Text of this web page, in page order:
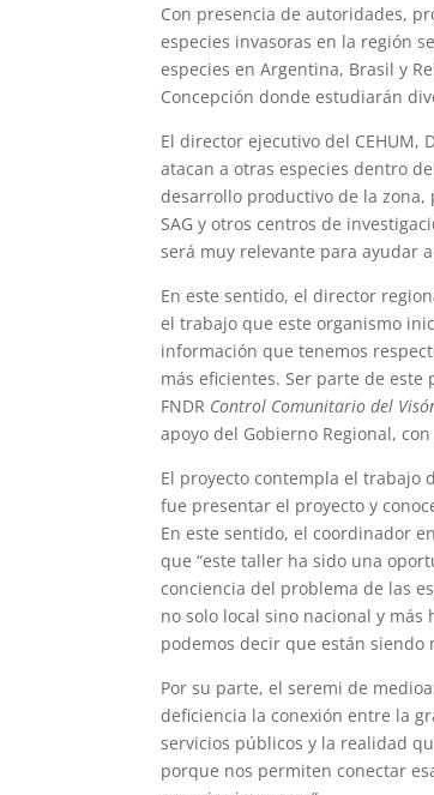
Con presencia de autoridades,
especies invasoras en la región
especies en Argentina, Brasil y
Concepción donde estudiarán
El director ejecutivo del CEHUM,
atacan a otras especies dentro
desarrollo productivo de la zona,
SAG y otros centros de
será muy relevante para ayudar
En este sentido, el director
el trabajo que este organismo
información que tenemos
más eficientes. Ser parte de
FNDR Control Comunitario del
apoyo del Gobierno Regional,
El proyecto contempla el trabajo
fue presentar el proyecto y
En este sentido, el coordinador
que “este taller ha sido una
conciencia del problema de las
no solo local sino nacional y
podemos decir que están siendo
Por su parte, el seremi de
deficiencia la conexión entre la
servicios públicos y la realidad
porque nos permiten conectar